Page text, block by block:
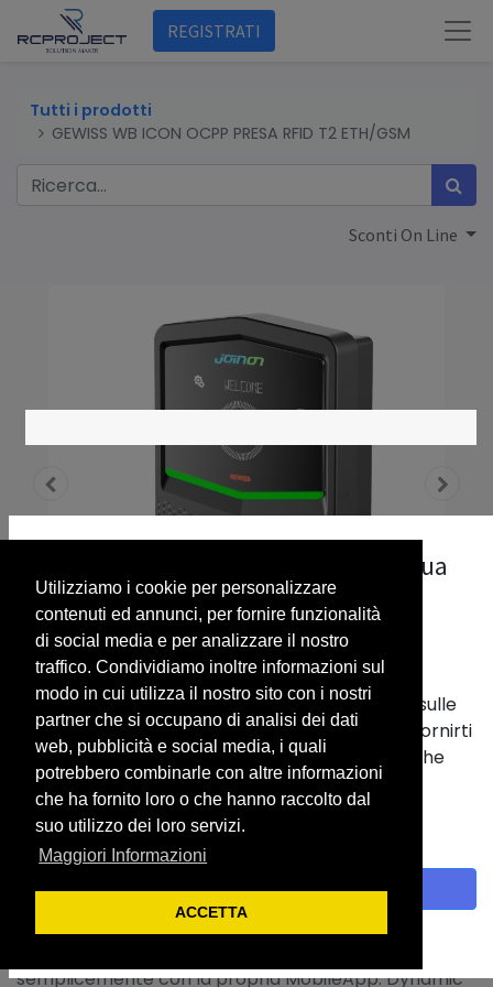
Utilizziamo i cookie per personalizzare
contenuti ed annunci, per fornire funzionalità
di social media e per analizzare il nostro
traffico. Condividiamo inoltre informazioni sul
modo in cui utilizza il nostro sito con i nostri
partner che si occupano di analisi dei dati
web, pubblicità e social media, i quali
potrebbero combinarle con altre informazioni
che ha fornito loro o che hanno raccolto dal
suo utilizzo dei loro servizi.
Maggiori Informazioni
ACCETTA
REGISTRATI
Tutti i prodotti
GEWISS WB ICON OCPP PRESA RFID T2 ETH/GSM
Sconti On Line
GEWISS WB ICON OCPP PRESA
RFID T2 ETH/GSM
CARATTERISTICHE: stazioni di ricarica ideali per offrire
un servizio di ricarica al pubblico a pagamento. Ogni
stazione di ricarica può essere infatti gestita
attraverso un back-end di monitoraggio, e relativa
semplicemente con la propria MobileApp. Dynamic
La nostra priorità è il rispetto della tua
privacy.
Utilizziamo i cookie per fornirti una migliore
esperienza utente.
Vengono usati per memorizzare informazioni sulle
tue abitudini nel nostro sito web. Ci aiutano a fornirti
la migliore esperienza e a personalizzare ciò che
viene visualizzato.
Con un clic sul banner fornisci il consenso alla
raccolta dei dati.
Accetto
Politica sui cookie